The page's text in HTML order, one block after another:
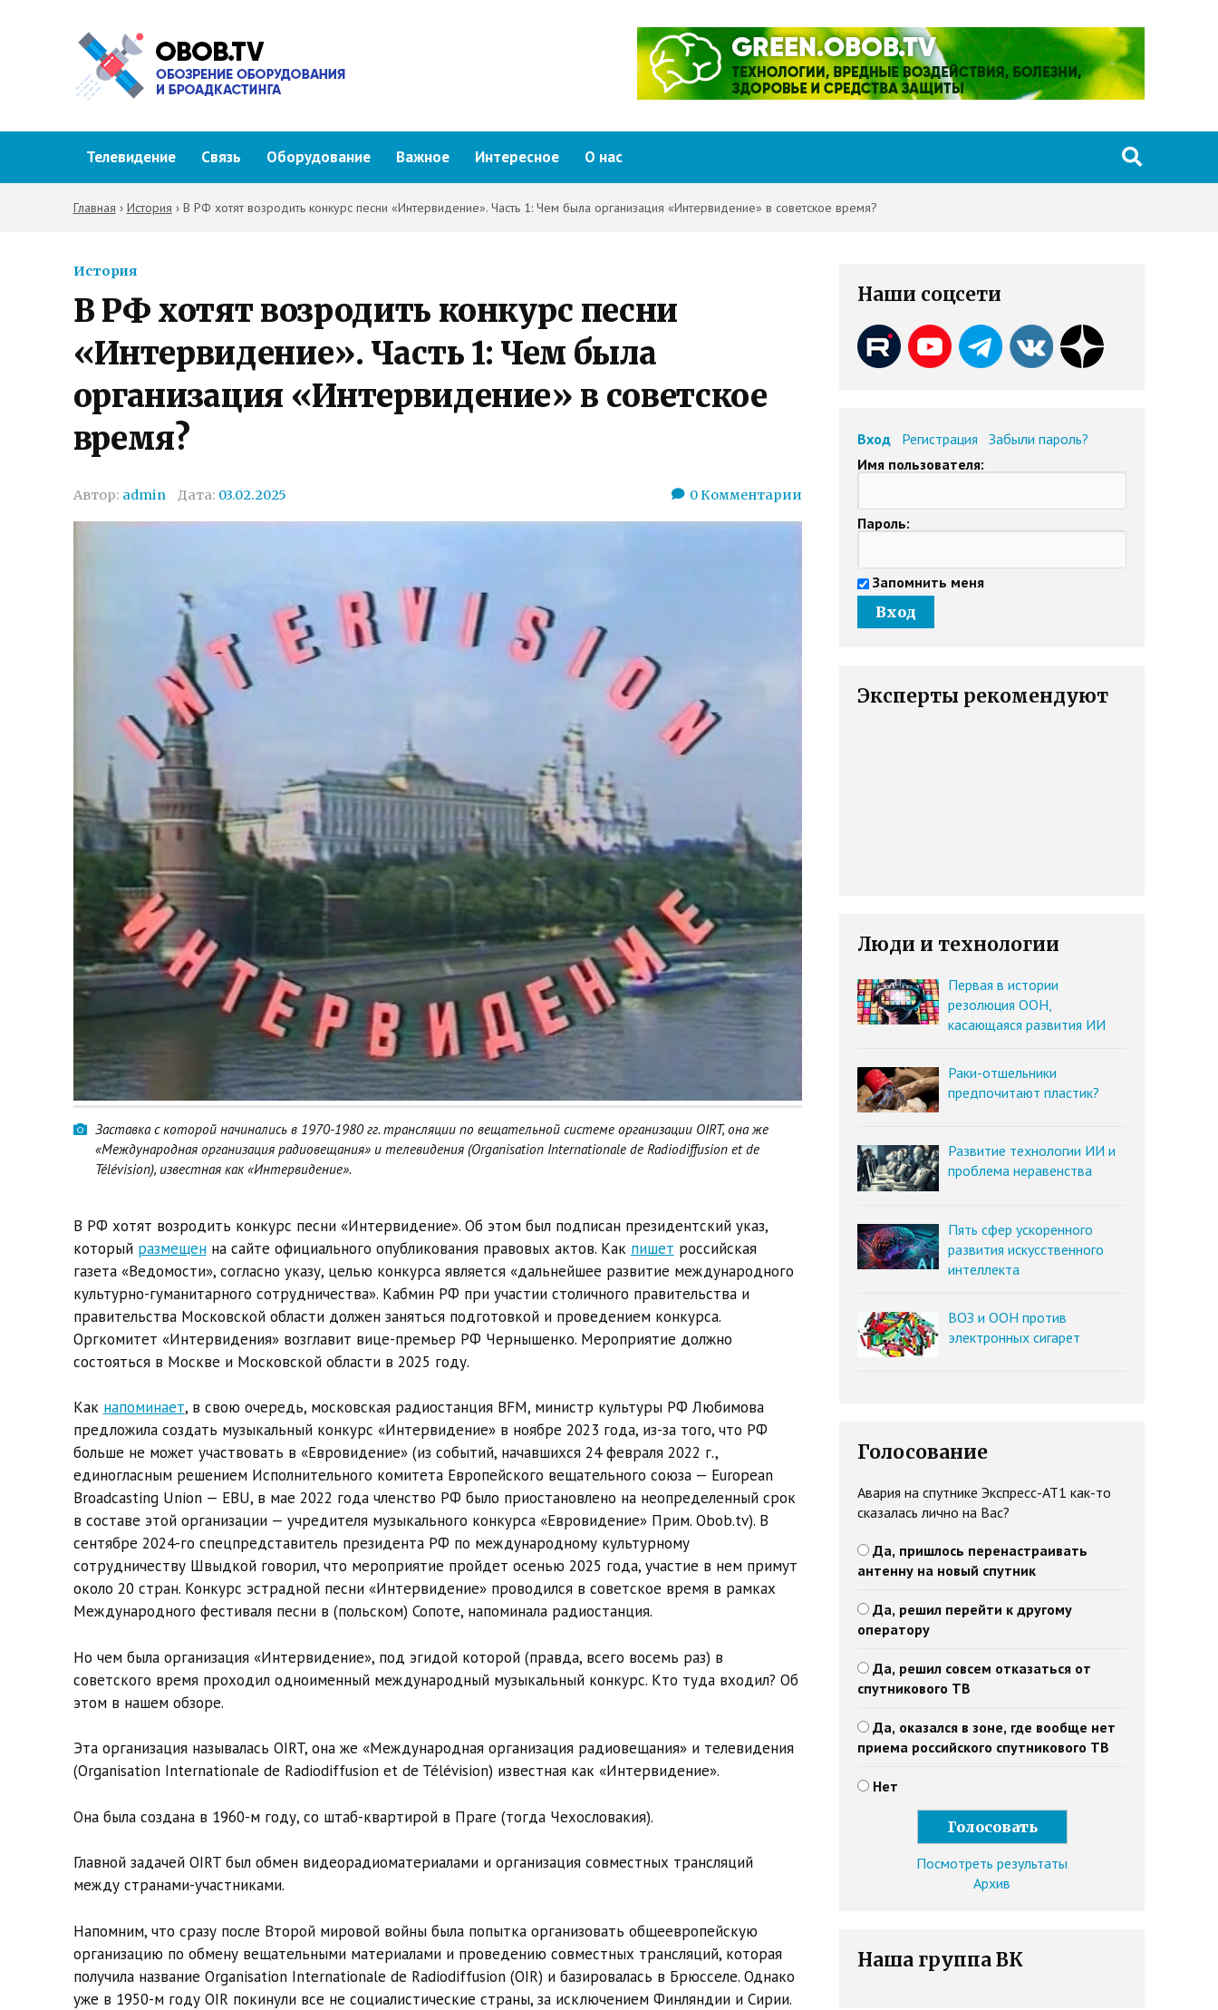
Телевидение Связь Оборудование Важное Интересное О нас
Главная › История › В РФ хотят возродить конкурс песни «Интервидение». Часть 1: Чем была организация «Интервидение» в советское время?
История
В РФ хотят возродить конкурс песни
«Интервидение». Часть 1: Чем была
организация «Интервидение» в советское
время?
Автор: admin Дата: 03.02.2025 0Комментарии
Заставка с которой начинались в 1970-1980 гг. трансляции по вещательной системе организации OIRT, она же
«Международная организация радиовещания» и телевидения (Organisation Internationale de Radiodiffusion et de
Télévision), известная как «Интервидение».
В РФ хотят возродить конкурс песни «Интервидение». Об этом был подписан президентский указ,
который размещенна сайте официального опубликования правовых актов. Как пишет российская
газета «Ведомости», согласно указу, целью конкурса является «дальнейшее развитие международного
культурно-гуманитарного сотрудничества». Кабмин РФ при участии столичного правительства и
правительства Московской области должен заняться подготовкой и проведением конкурса.
Оргкомитет «Интервидения» возглавит вице-премьер РФ Чернышенко. Мероприятие должно
состояться в Москве и Московской области в 2025 году.
Как напоминает, в свою очередь, московская радиостанция BFM, министр культуры РФ Любимова
предложила создать музыкальный конкурс «Интервидение» в ноябре 2023 года, из-за того, что РФ
больше не может участвовать в «Евровидение» (из событий, начавшихся 24 февраля 2022 г.,
единогласным решением Исполнительного комитета Европейского вещательного союза — European
Broadcasting Union — EBU, в мае 2022 года членство РФ было приостановлено на неопределенный срок
в составе этой организации — учредителя музыкального конкурса «Евровидение» Прим. Obob.tv). В
сентябре 2024-го спецпредставитель президента РФ по международному культурному
сотрудничеству Швыдкой говорил, что мероприятие пройдет осенью 2025 года, участие в нем примут
около 20 стран. Конкурс эстрадной песни «Интервидение» проводился в советское время в рамках
Международного фестиваля песни в (польском) Сопоте, напоминала радиостанция.
Но чем была организация «Интервидение», под эгидой которой (правда, всего восемь раз) в
советского время проходил одноименный международный музыкальный конкурс. Кто туда входил? Об
этом в нашем обзоре.
Эта организация называлась OIRT, она же «Международная организация радиовещания» и телевидения
(Organisation Internationale de Radiodiffusion et de Télévision) известная как «Интервидение».
Она была создана в 1960-м году, со штаб-квартирой в Праге (тогда Чехословакия).
Главной задачей OIRT был обмен видеорадиоматериалами и организация совместных трансляций
между странами-участниками.
Напомним, что сразу после Второй мировой войны была попытка организовать общеевропейскую
организацию по обмену вещательными материалами и проведению совместных трансляций, которая
получила название Organisation Internationale de Radiodiffusion (OIR) и базировалась в Брюсселе. Однако
уже в 1950-м году OIR покинули все не социалистические страны, за исключением Финляндии и Сирии.
Наши соцсети
Вход Регистрация
Забыли пароль?
Имя пользователя:
Пароль:
Запомнить меня
Эксперты рекомендуют
Люди и технологии
Первая в истории
резолюция ООН,
касающаяся развития ИИ
Раки-отшельники
предпочитают пластик?
Развитие технологии ИИ и
проблема неравенства
Пять сфер ускоренного
развития искусственного
интеллекта
ВОЗ и ООН против
электронных сигарет
Голосование
Авария на спутнике Экспресс-АТ1 как-то
сказалась лично на Вас?
Да, пришлось перенастраивать
антенну на новый спутник
Да, решил перейти к другому
оператору
Да, решил совсем отказаться от
спутникового ТВ
Да, оказался в зоне, где вообще нет
приема российского спутникового ТВ
Нет
Посмотреть результаты
Архив
Наша группа ВК